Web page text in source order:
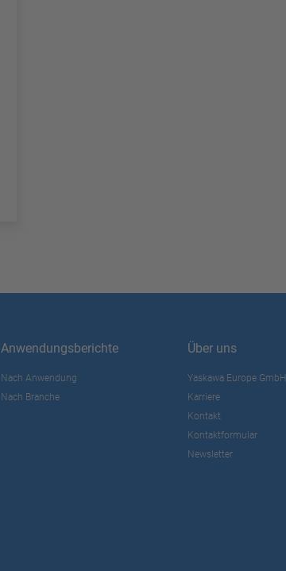
Anwendungsberichte
Nach Anwendung
Nach Branche
Über uns
Yaskawa Europe GmbH
Karriere
Kontakt
Kontaktformular
Newsletter